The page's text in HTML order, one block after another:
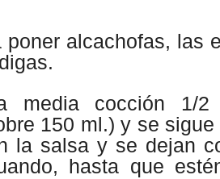
poner alcachofas, las
media cocción 1/
150 ml.) y se
la salsa y se dejan
hasta que